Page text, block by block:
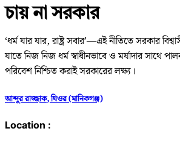
চায় না সরকার
‘ধর্ম যার যার, রাষ্ট্র সবার’—এই নীতিতে সরকার
যাতে নিজ নিজ ধর্ম স্বাধীনভাবে ও মর্যাদার সাথে
পরিবেশ নিশ্চিত করাই সরকারের লক্ষ্য।
আব্দুর রাজ্জাক, ঘিওর (মানিকগঞ্জ)
Location :